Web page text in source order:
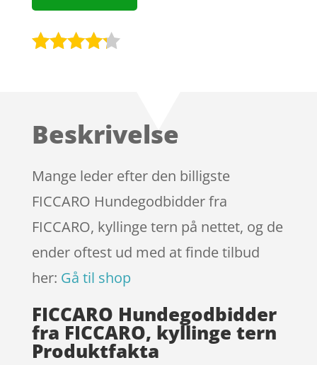
på
mmelser
Beskrivelse
Mange leder efter den billigste
FICCARO Hundegodbidder fra
FICCARO, kyllinge tern på nettet, og de
ender oftest ud med at finde tilbud
her: Gå til shop
FICCARO Hundegodbidder
fra FICCARO, kyllinge tern
Produktfakta